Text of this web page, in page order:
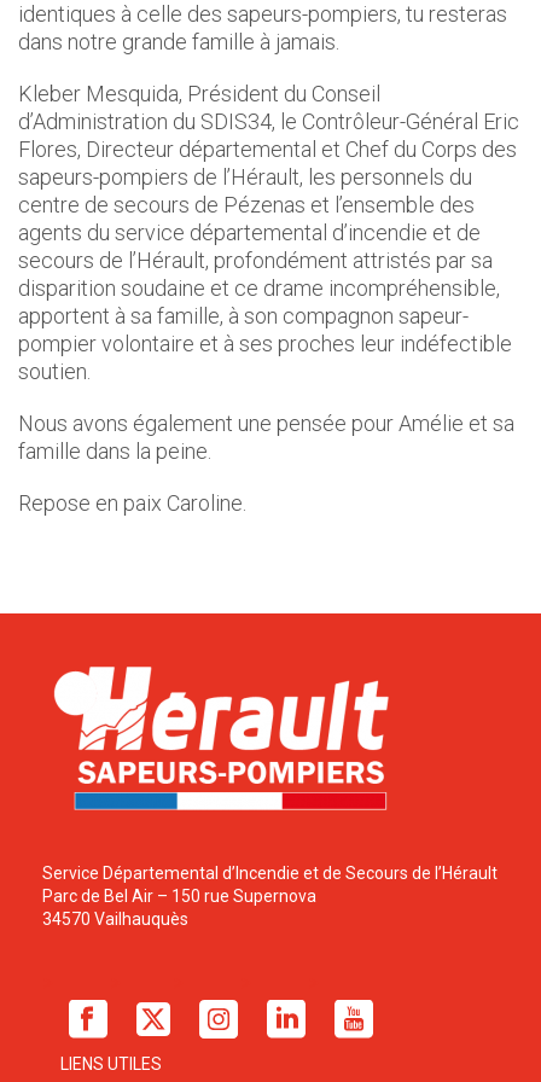
identiques à celle des sapeurs-pompiers, tu resteras
dans notre grande famille à jamais.
Kleber Mesquida, Président du Conseil
d’Administration du SDIS34, le Contrôleur-Général Eric
Flores, Directeur départemental et Chef du Corps des
sapeurs-pompiers de l’Hérault, les personnels du
centre de secours de Pézenas et l’ensemble des
agents du service départemental d’incendie et de
secours de l’Hérault, profondément attristés par sa
disparition soudaine et ce drame incompréhensible,
apportent à sa famille, à son compagnon sapeur-
pompier volontaire et à ses proches leur indéfectible
soutien.
Nous avons également une pensée pour Amélie et sa
famille dans la peine.
Repose en paix Caroline.
Service Départemental d’Incendie et de Secours de l’Hérault
Parc de Bel Air – 150 rue Supernova
34570 Vailhauquès
LIENS UTILES